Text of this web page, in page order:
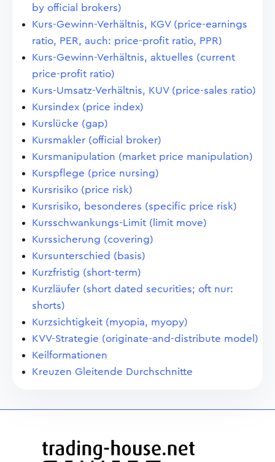
by official brokers)
Kurs-Gewinn-Verhältnis, KGV (price-earnings
ratio, PER, auch: price-profit ratio, PPR)
Kurs-Gewinn-Verhältnis, aktuelles (current
price-profit ratio)
Kurs-Umsatz-Verhältnis, KUV (price-sales ratio)
Kursindex (price index)
Kurslücke (gap)
Kursmakler (official broker)
Kursmanipulation (market price manipulation)
Kurspflege (price nursing)
Kursrisiko (price risk)
Kursrisiko, besonderes (specific price risk)
Kursschwankungs-Limit (limit move)
Kurssicherung (covering)
Kursunterschied (basis)
Kurzfristig (short-term)
Kurzläufer (short dated securities; oft nur:
shorts)
Kurzsichtigkeit (myopia, myopy)
KVV-Strategie (originate-and-distribute model)
Keilformationen
Kreuzen Gleitende Durchschnitte